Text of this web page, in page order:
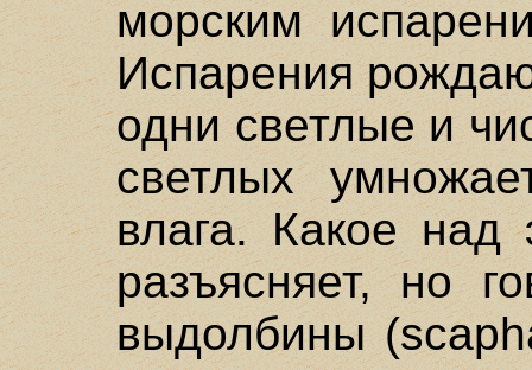
морским
Испарения
одни светлые и
светлых
влага. Какое
разъясняет, но
выдолбины